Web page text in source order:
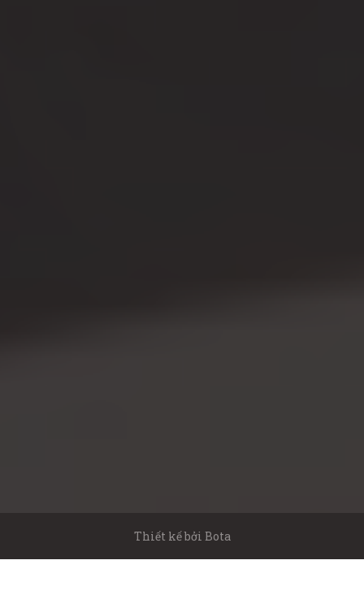
Thiết kế bởi Bota